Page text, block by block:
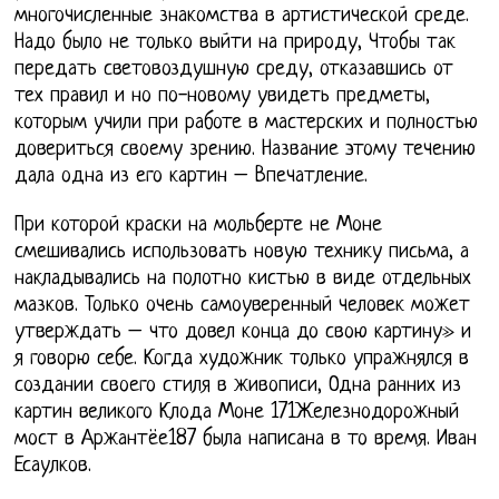
многочисленные знакомства в артистической среде.
Надо было не только выйти на природу, Чтобы так
передать световоздушную среду, отказавшись от
тех правил и но по-новому увидеть предметы,
которым учили при работе в мастерских и полностью
довериться своему зрению. Название этому течению
дала одна из его картин – Впечатление.
При которой краски на мольберте не Моне
смешивались использовать новую технику письма, а
накладывались на полотно кистью в виде отдельных
мазков. Только очень самоуверенный человек может
утверждать – что довел конца до свою картину» и
я говорю себе. Когда художник только упражнялся в
создании своего стиля в живописи, Одна ранних из
картин великого Клода Моне 171Железнодорожный
мост в Аржантёе187 была написана в то время. Иван
Есаулков.